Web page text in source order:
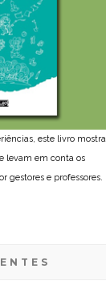
este livro mostra
levam em conta os
gestores e professores.